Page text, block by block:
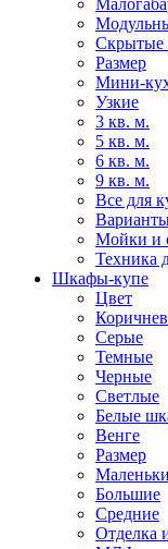
Скрытые
Размер
Мини-
Узкие
3 кв. м.
5 кв. м.
6 кв. м.
9 кв. м.
Все для
Мойки и
Техника
Шкафы-купе
Цвет
Серые
Темные
Черные
Светлые
Белые
Венге
Размер
Большие
Средние
Отделка